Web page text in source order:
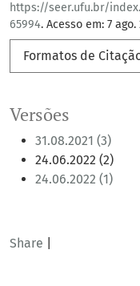
Versões
31.08.2021 (3)
24.06.2022 (2)
24.06.2022 (1)
https://seer.ufu.br/
65994. Acesso em: 7 ago.
Formatos de
Share